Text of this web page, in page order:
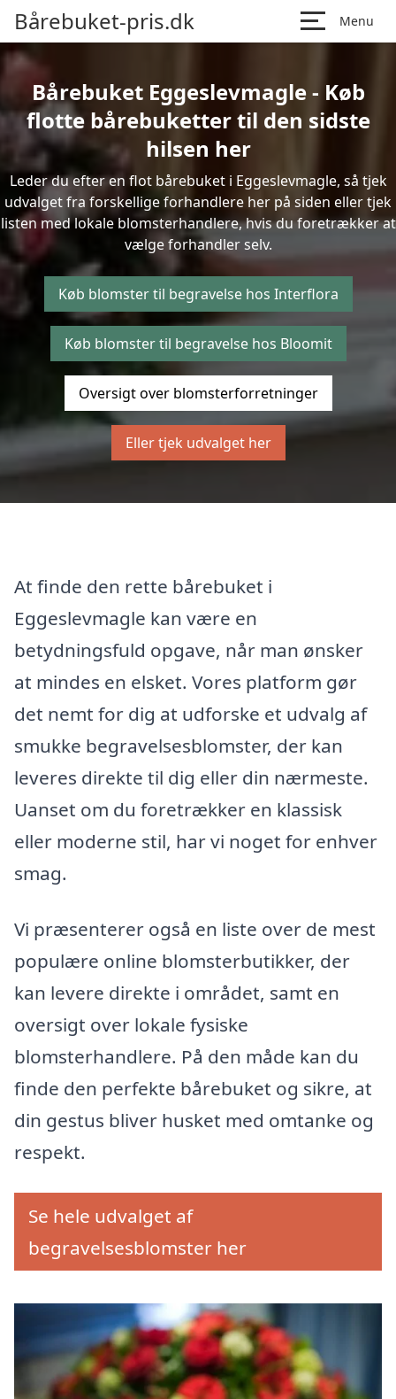
Bårebuket-pris.dk Menu
Bårebuket Eggeslevmagle - Køb
flotte bårebuketter til den sidste
hilsen her
Leder du efter en flot bårebuket i Eggeslevmagle, så tjek
udvalget fra forskellige forhandlere her på siden eller tjek
listen med lokale blomsterhandlere, hvis du foretrækker at
vælge forhandler selv.
Køb blomster til begravelse hos Interflora
Køb blomster til begravelse hos Bloomit
Oversigt over blomsterforretninger
Eller tjek udvalget her
At finde den rette bårebuket i
Eggeslevmagle kan være en
betydningsfuld opgave, når man ønsker
at mindes en elsket. Vores platform gør
det nemt for dig at udforske et udvalg af
smukke begravelsesblomster, der kan
leveres direkte til dig eller din nærmeste.
Uanset om du foretrækker en klassisk
eller moderne stil, har vi noget for enhver
smag.
Vi præsenterer også en liste over de mest
populære online blomsterbutikker, der
kan levere direkte i området, samt en
oversigt over lokale fysiske
blomsterhandlere. På den måde kan du
finde den perfekte bårebuket og sikre, at
din gestus bliver husket med omtanke og
respekt.
Se hele udvalget af
begravelsesblomster her